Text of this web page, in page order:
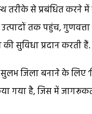
से प्रबंधित करने
तक पहुंच, गुणवत्ता
सुविधा प्रदान करती हैं.
जिला बनाने के लिए
गया है, जिस में